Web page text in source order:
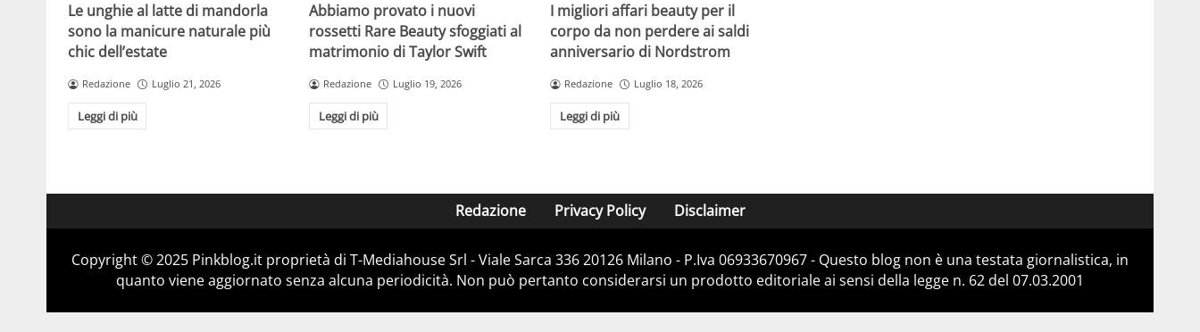
Le unghie al latte di mandorla
sono la manicure naturale più
chic dell’estate
Redazione Luglio 21, 2026
Leggi di più
Abbiamo provato i nuovi
rossetti Rare Beauty sfoggiati al
matrimonio di Taylor Swift
Redazione Luglio 19, 2026
Leggi di più
I migliori affari beauty per il
corpo da non perdere ai saldi
anniversario di Nordstrom
Redazione Luglio 18, 2026
Leggi di più
Redazione Privacy Policy Disclaimer
Copyright © 2025 Pinkblog.it proprietà di T-Mediahouse Srl - Viale Sarca 336 20126 Milano - P.Iva 06933670967 - Questo blog non è una testata giornalistica, in
quanto viene aggiornato senza alcuna periodicità. Non può pertanto considerarsi un prodotto editoriale ai sensi della legge n. 62 del 07.03.2001